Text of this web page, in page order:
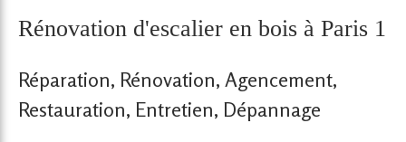
Rénovation d'escalier en bois à Paris 1
Réparation, Rénovation, Agencement,
Restauration, Entretien, Dépannage